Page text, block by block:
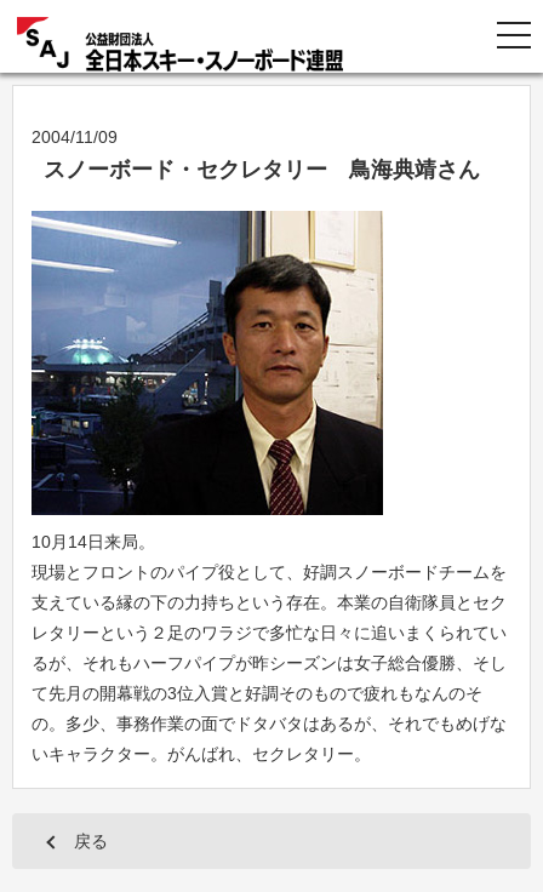
2004/11/09
スノーボード・セクレタリー 鳥海典靖さん
10月14日来局。
現場とフロントのパイプ役として、好調スノーボードチームを
支えている縁の下の力持ちという存在。本業の自衛隊員とセク
レタリーという２足のワラジで多忙な日々に追いまくられてい
るが、それもハーフパイプが昨シーズンは女子総合優勝、そし
て先月の開幕戦の3位入賞と好調そのもので疲れもなんのそ
の。多少、事務作業の面でドタバタはあるが、それでもめげな
いキャラクター。がんばれ、セクレタリー。
戻る